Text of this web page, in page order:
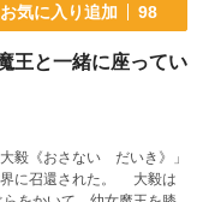
お気に入り追加 98
王と一緒に座ってい
毅《おさない だいき》」
界に召還された。 大毅は